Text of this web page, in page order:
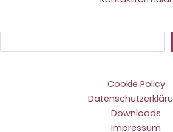
Cookie Policy
Downloads
Impressum